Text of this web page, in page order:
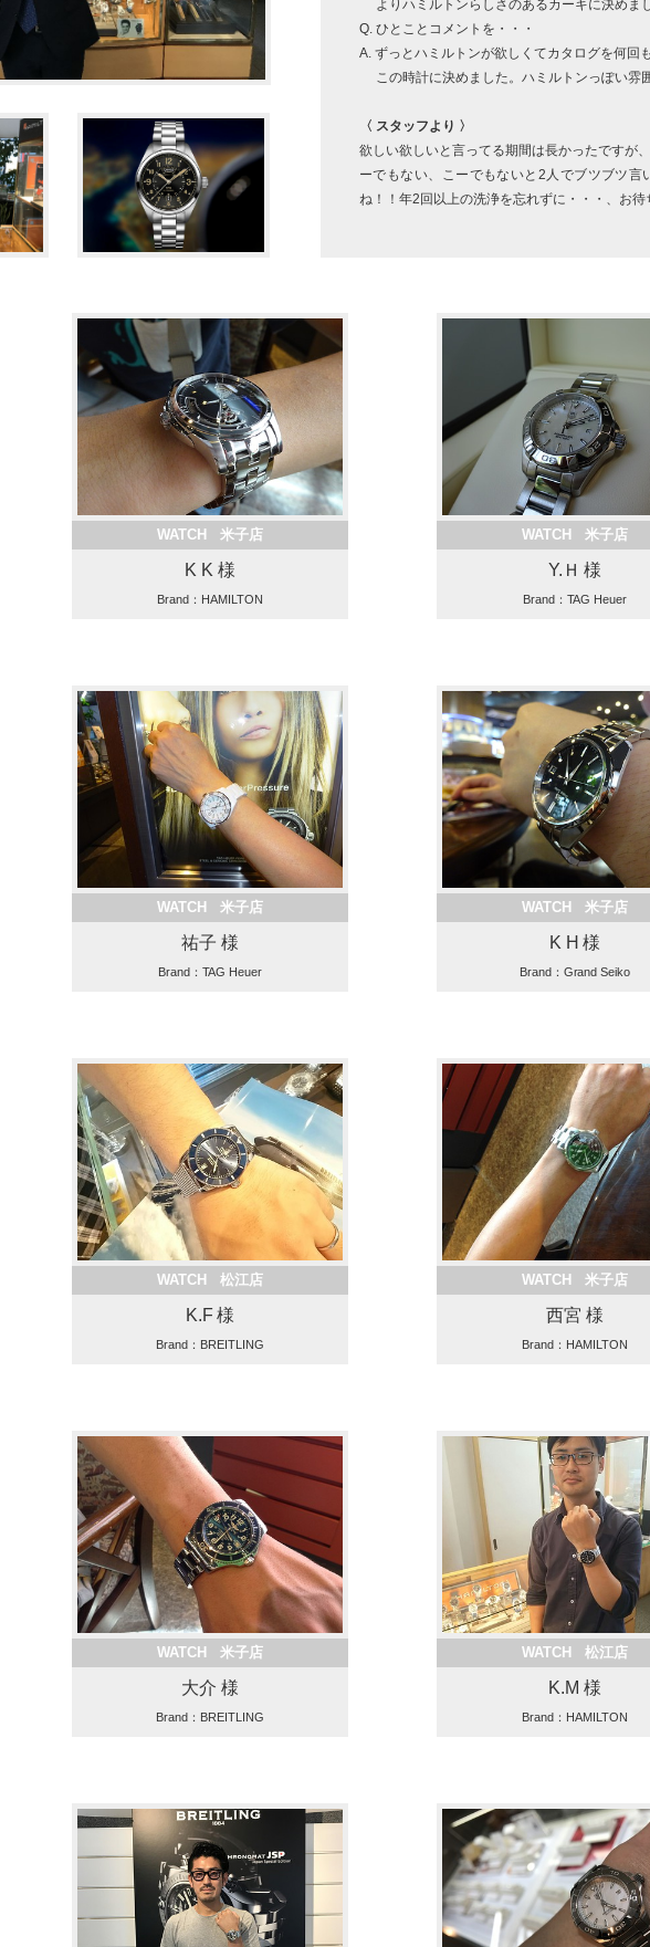
よりハミルトンらしさのあるカーキに決めまし
Q. ひとことコメントを・・・
A. ずっとハミルトンが欲しくてカタログを何回
この時計に決めました。ハミルトンっぽい雰
〈 スタッフより 〉
欲しい欲しいと言ってる期間は長かったですが
ーでもない、こーでもないと2人でブツブツ
ね！！年2回以上の洗浄を忘れずに・・・、お待
WATCH 米子店
K K 様
Brand：HAMILTON
WATCH 米子店
Y.Ｈ 様
Brand：TAG Heuer
WATCH 米子店
祐子 様
Brand：TAG Heuer
WATCH 米子店
K H 様
Brand：Grand Seiko
WATCH 松江店
K.F 様
Brand：BREITLING
WATCH 米子店
西宮 様
Brand：HAMILTON
WATCH 米子店
大介 様
Brand：BREITLING
WATCH 松江店
K.M 様
Brand：HAMILTON